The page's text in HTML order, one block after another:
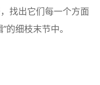
找出它们每一个方面
的细枝末节中。